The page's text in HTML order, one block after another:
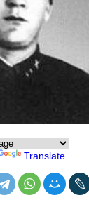
Translate